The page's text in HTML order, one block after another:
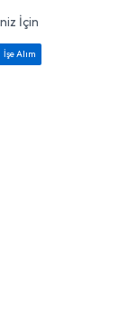
İçin
İşe Alım